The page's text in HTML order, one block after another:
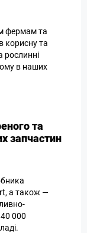
фермам та
корисну та
рослинні
в наших
та
запчастин
а також —
000